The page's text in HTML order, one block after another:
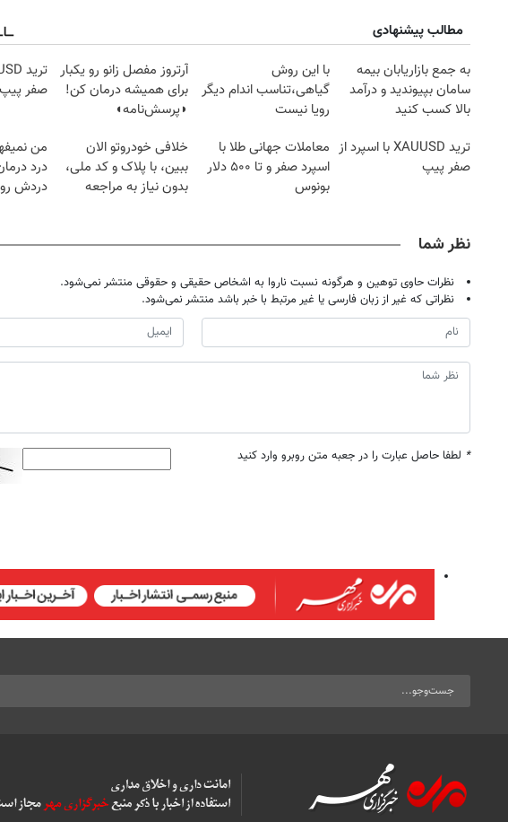
مطالب پیشنهادی
به جمع بازاریابان بیمه
سامان بپیوندید و درآمد
بالا کسب کنید
با این روش
گیاهی،تناسب اندام دیگر
رویا نیست
آرتروز مفصل زانو رو یکبار
برای همیشه درمان کن!
◗پرسش‌نامه◖
صفر پیپ
ترید XAUUSD با اسپرد از
صفر پیپ
معاملات جهانی طلا با
اسپرد صفر و تا ۵۰۰ دلار
بونوس
خلافی خودروتو الان
ببین، با پلاک و کد ملی،
بدون نیاز به مراجعه
من
درد
دردش
نظر شما
نظرات حاوی توهین و هرگونه نسبت ناروا به اشخاص حقیقی و حقوقی منتشر نمی‌شود.
نظراتی که غیر از زبان فارسی یا غیر مرتبط با خبر باشد منتشر نمی‌شود.
* لطفا حاصل عبارت را در جعبه متن روبرو وارد کنید